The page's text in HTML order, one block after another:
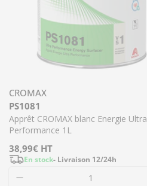
CROMAX
PS1081
Apprêt CROMAX blanc Energie Ultra
Performance 1L
Prix
régulier
38,99€ HT
En stock- Livraison 12/24h